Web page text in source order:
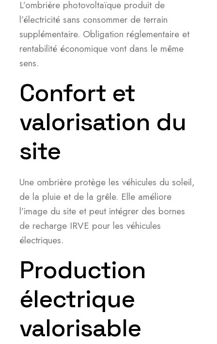
L’ombrière photovoltaïque produit de
l’électricité sans consommer de terrain
supplémentaire. Obligation réglementaire et
rentabilité économique vont dans le même
sens.
Confort et
valorisation du
site
Une ombrière protège les véhicules du soleil,
de la pluie et de la grêle. Elle améliore
l’image du site et peut intégrer des bornes
de recharge IRVE pour les véhicules
électriques.
Production
électrique
valorisable